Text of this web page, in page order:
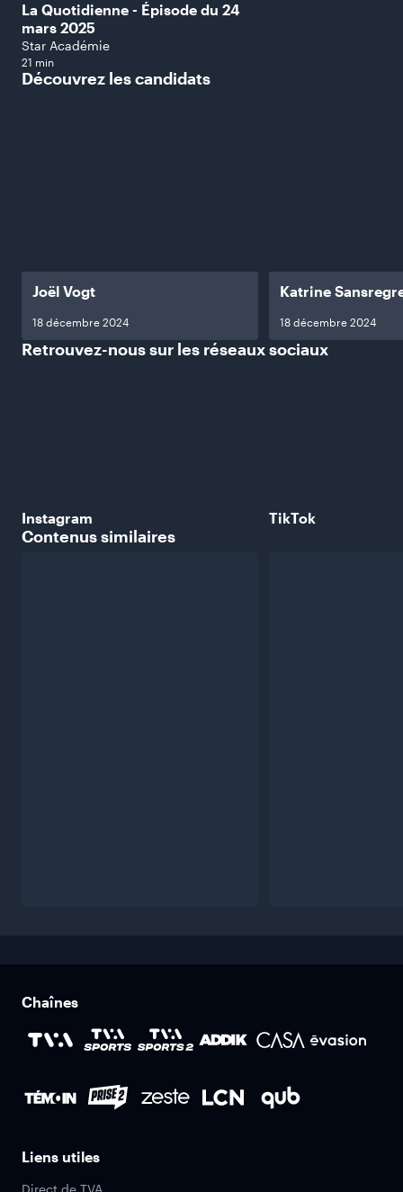
La Quotidienne - Épisode du 24
mars 2025
Star Académie
21 min
Découvrez lescandidats
Joël Vogt
18 décembre 2024
Katrine
18 décembre 2024
Retrouvez-nous sur les réseauxsociaux
Instagram TikTok
Contenussimilaires
Chaînes
Liens utiles